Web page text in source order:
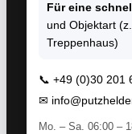
Für eine
und Objektart
Treppenhaus)
📞 +49 (0)30 201
✉
Mo. – Sa. 06:00 –